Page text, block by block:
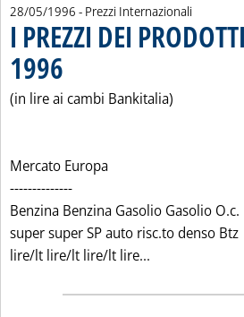
28/05/1996 - Prezzi Internazionali
I PREZZI DEI
1996
(in lire ai cambi Bankitalia)
Mercato Europa
--------------
Benzina Benzina Gasolio Gasolio O.c.
super super SP auto risc.to denso Btz
lire/lt lire/lt lire/lt lire...